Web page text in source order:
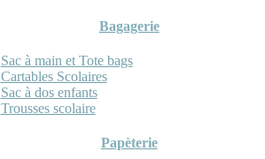
Bagagerie
Sac à main et Tote bags
Cartables Scolaires
Sac à dos enfants
Trousses scolaire
Papèterie